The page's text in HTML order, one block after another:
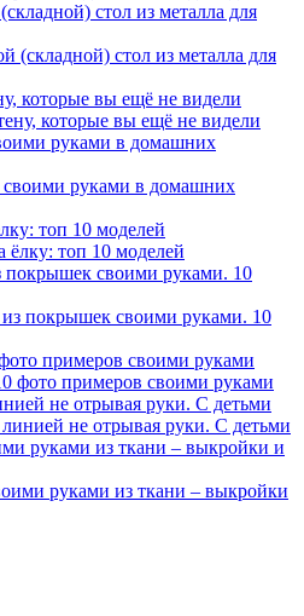
стол из металла для
которые вы ещё не видели
руками в домашних
топ 10 моделей
покрышек своими руками. 10
примеров своими руками
не отрывая руки. С детьми
руками из ткани – выкройки и